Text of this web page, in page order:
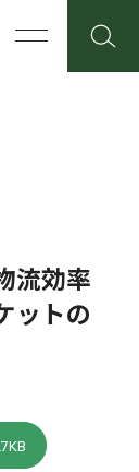
流効率
ットの